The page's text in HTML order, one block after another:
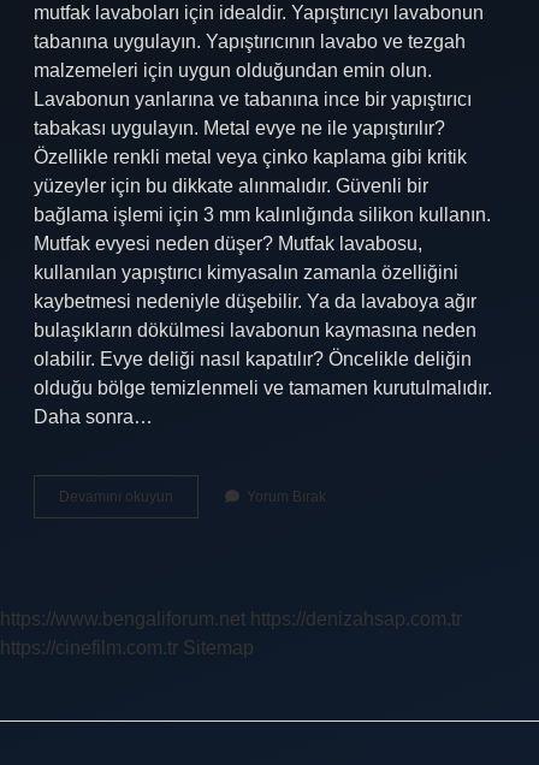
mutfak lavaboları için idealdir. Yapıştırıcıyı lavabonun
tabanına uygulayın. Yapıştırıcının lavabo ve tezgah
malzemeleri için uygun olduğundan emin olun.
Lavabonun yanlarına ve tabanına ince bir yapıştırıcı
tabakası uygulayın. Metal evye ne ile yapıştırılır?
Özellikle renkli metal veya çinko kaplama gibi kritik
yüzeyler için bu dikkate alınmalıdır. Güvenli bir
bağlama işlemi için 3 mm kalınlığında silikon kullanın.
Mutfak evyesi neden düşer? Mutfak lavabosu,
kullanılan yapıştırıcı kimyasalın zamanla özelliğini
kaybetmesi nedeniyle düşebilir. Ya da lavaboya ağır
bulaşıkların dökülmesi lavabonun kaymasına neden
olabilir. Evye deliği nasıl kapatılır? Öncelikle deliğin
olduğu bölge temizlenmeli ve tamamen kurutulmalıdır.
Daha sonra…
Devamını okuyun
Evye
Yorum Bırak
https://www.bengaliforum.net https://denizahsap.com.tr
https://cinefilm.com.tr Sitemap